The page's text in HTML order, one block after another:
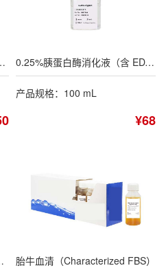
专用培养基 0.25%胰蛋白酶消化液（含 EDTA，不含酚红）
产品规格：100 mL
¥68
100×） 胎牛血清（Characterized FBS）